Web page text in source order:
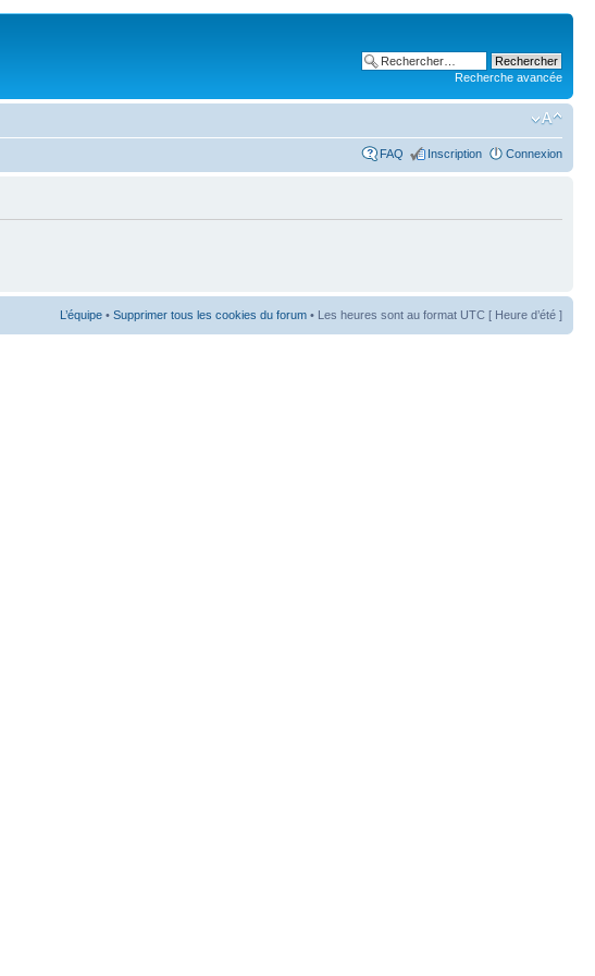
Recherche avancée
FAQ Inscription Connexion
L’équipe • Supprimer tous les cookies du forum • Les heures sont au format UTC [ Heure d’été ]